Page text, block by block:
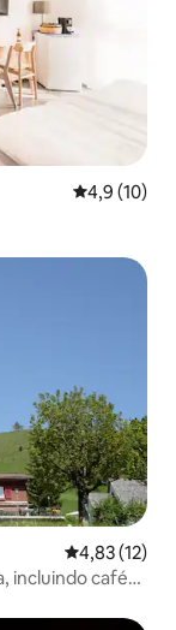
4,9 de uma
4,9 (10)
4,83 de uma
4,83 (12)
incluindo café